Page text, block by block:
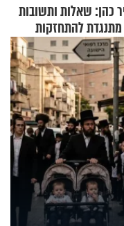
כהן: שאלות ותשובות
להתחזקות